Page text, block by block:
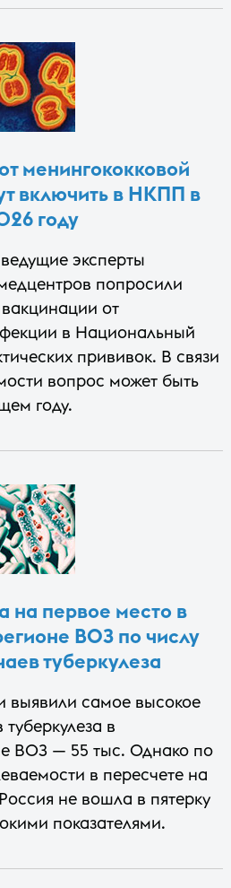
менингококковой
включить в НКПП в
году
эксперты
попросили
от
в Национальный
прививок. В связи
вопрос может быть
году.
на первое место в
ВОЗ по числу
туберкулеза
выявили самое высокое
в
ВОЗ — 55 тыс. Однако по
в пересчете на
не вошла в пятерку
показателями.